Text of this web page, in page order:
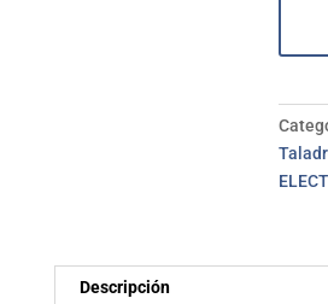
mm
kit
Descripción